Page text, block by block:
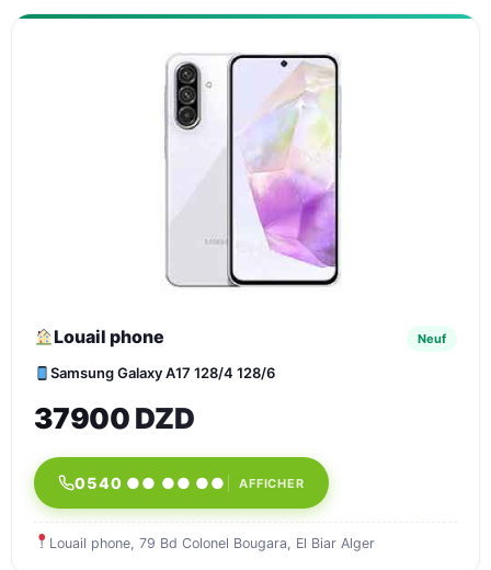
Louail phone Neuf
Samsung Galaxy A17 128/4 128/6
37900 DZD
0540 ●● ●● ●● AFFICHER
Louail phone, 79 Bd Colonel Bougara, El Biar Alger